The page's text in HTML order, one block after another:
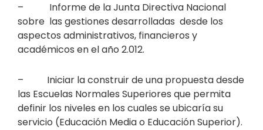
– Informe de la Junta Directiva Nacional
sobre las gestiones desarrolladas desde los
aspectos administrativos, financieros y
académicos en el año 2.012.
– Iniciar la construir de una propuesta desde
las Escuelas Normales Superiores que permita
definir los niveles en los cuales se ubicaría su
servicio (Educación Media o Educación Superior).